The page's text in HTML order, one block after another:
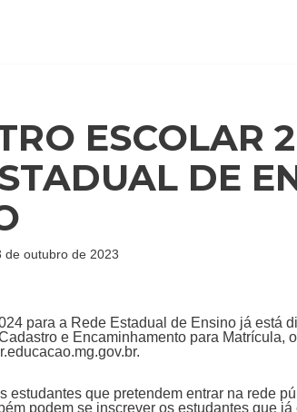
ESCOLAR
DE
de outubro de 2023
para a Rede Estadual de Ensino já está
e Encaminhamento para Matrícula,
estudantes que pretendem entrar na rede
podem se inscrever os estudantes que